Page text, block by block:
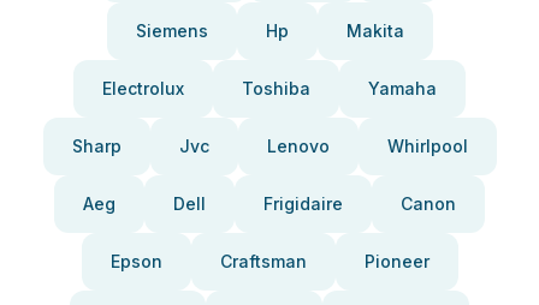
Siemens Hp Makita
Electrolux Toshiba Yamaha
Sharp Jvc Lenovo Whirlpool
Aeg Dell Frigidaire Canon
Epson Craftsman Pioneer